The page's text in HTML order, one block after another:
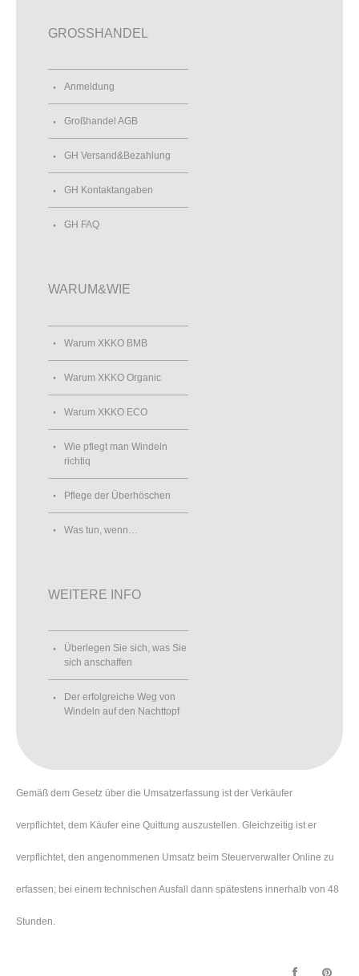
GROSSHANDEL
Anmeldung
Großhandel AGB
GH Versand&Bezahlung
GH Kontaktangaben
GH FAQ
WARUM&WIE
Warum XKKO BMB
Warum XKKO Organic
Warum XKKO ECO
Wie pflegt man Windeln
richtiq
Pflege der Überhöschen
Was tun, wenn…
WEITERE INFO
Überlegen Sie sich, was Sie
sich anschaffen
Der erfolgreiche Weg von
Windeln auf den Nachttopf
Gemäß dem Gesetz über die Umsatzerfassung ist der Verkäufer
verpflichtet, dem Käufer eine Quittung auszustellen. Gleichzeitig ist er
verpflichtet, den angenommenen Umsatz beim Steuerverwalter Online zu
erfassen; bei einem technischen Ausfall dann spätestens innerhalb von 48
Stunden.